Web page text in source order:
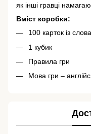
як інші гравці
Вміст коробки:
100 карток із
1 кубик
Правила гри
Мова гри –